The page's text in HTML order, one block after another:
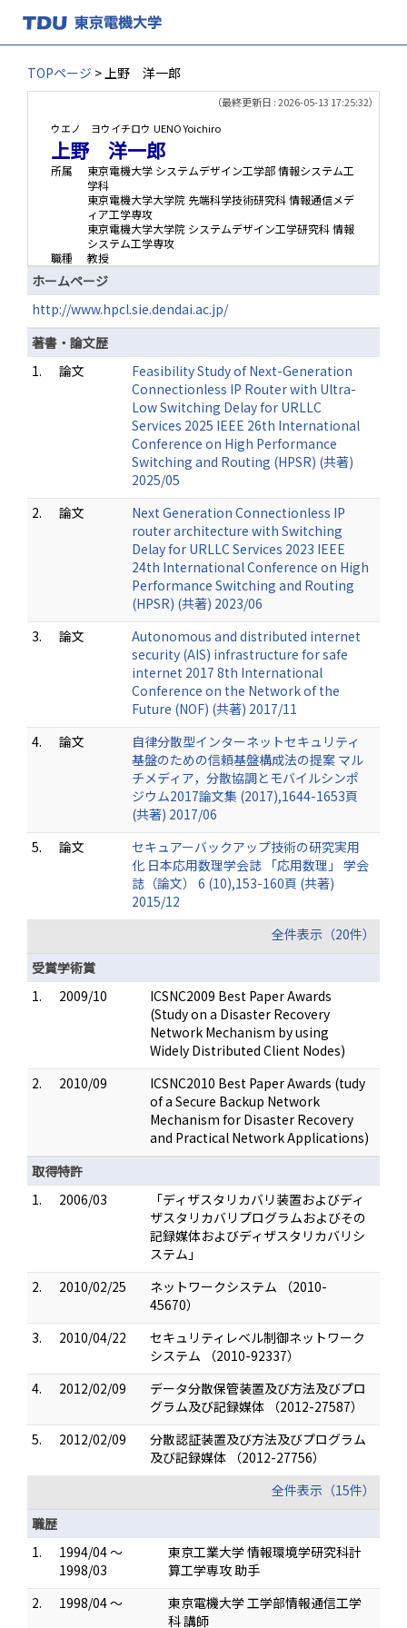
TOPページ > 上野 洋一郎
（最終更新日 : 2026-05-13 17:25:32）
ウエノ ヨウイチロウ UENO Yoichiro
上野 洋一郎
所属
東京電機大学 システムデザイン工学部 情報システム工
学科
東京電機大学大学院 先端科学技術研究科 情報通信メデ
ィア工学専攻
東京電機大学大学院 システムデザイン工学研究科 情報
システム工学専攻
職種
教授
ホームページ
http://www.hpcl.sie.dendai.ac.jp/
著書・論文歴
1.
論文
Feasibility Study of Next-Generation
Connectionless IP Router with Ultra-
Low Switching Delay for URLLC
Services 2025 IEEE 26th International
Conference on High Performance
Switching and Routing (HPSR) (共著)
2025/05
2.
論文
Next Generation Connectionless IP
router architecture with Switching
Delay for URLLC Services 2023 IEEE
24th International Conference on High
Performance Switching and Routing
(HPSR) (共著) 2023/06
3.
論文
Autonomous and distributed internet
security (AIS) infrastructure for safe
internet 2017 8th International
Conference on the Network of the
Future (NOF) (共著) 2017/11
4.
論文
自律分散型インターネットセキュリティ
基盤のための信頼基盤構成法の提案 マル
チメディア，分散協調とモバイルシンポ
ジウム2017論文集 (2017),1644-1653頁
(共著) 2017/06
5.
論文
セキュアーバックアップ技術の研究実用
化 日本応用数理学会誌 「応用数理」 学会
誌（論文） 6 (10),153-160頁 (共著)
2015/12
全件表示（20件）
受賞学術賞
1.
2009/10
ICSNC2009 Best Paper Awards
(Study on a Disaster Recovery
Network Mechanism by using
Widely Distributed Client Nodes)
2.
2010/09
ICSNC2010 Best Paper Awards (tudy
of a Secure Backup Network
Mechanism for Disaster Recovery
and Practical Network Applications)
取得特許
1.
2006/03
「ディザスタリカバリ装置およびディ
ザスタリカバリプログラムおよびその
記録媒体およびディザスタリカバリシ
ステム」
2.
2010/02/25
ネットワークシステム （2010-
45670）
3.
2010/04/22
セキュリティレベル制御ネットワーク
システム （2010-92337）
4.
2012/02/09
データ分散保管装置及び方法及びプロ
グラム及び記録媒体 （2012-27587）
5.
2012/02/09
分散認証装置及び方法及びプログラム
及び記録媒体 （2012-27756）
全件表示（15件）
職歴
1.
1994/04 ～
1998/03
東京工業大学 情報環境学研究科計
算工学専攻 助手
2.
1998/04 ～
東京電機大学 工学部情報通信工学
科 講師